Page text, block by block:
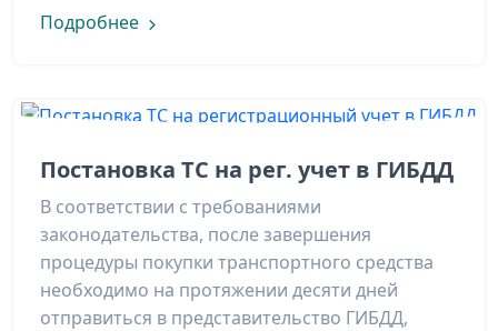
Подробнее
Постановка ТС на рег. учет в ГИБДД
В соответствии с требованиями
законодательства, после завершения
процедуры покупки транспортного средства
необходимо на протяжении десяти дней
отправиться в представительство ГИБДД,